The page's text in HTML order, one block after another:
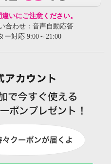
いにご注意ください。
合わせ：音声自動応答
ー対応 9:00～21:00